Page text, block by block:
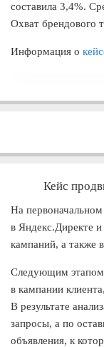
составила 3,4%.
Охват брендового
Информация о
Кейс
На
в Яндекс.Директе
кампаний, а также
Следующим этапом
в кампании
В результате
запросы, а по
объявления, к